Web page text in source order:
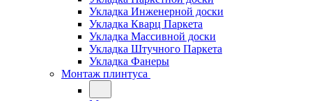
Укладка Инженерной доски
Укладка Кварц Паркета
Укладка Массивной доски
Укладка Штучного Паркета
Укладка Фанеры
Монтаж плинтуса